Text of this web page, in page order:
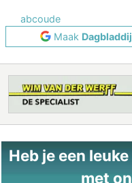
abcoude
Maak
Heb je een
met